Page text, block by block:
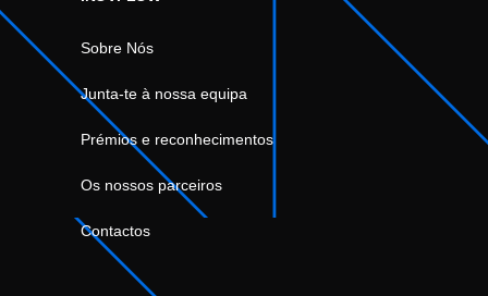
Sobre Nós
Junta-te à nossa equipa
Prémios e reconhecimentos
Os nossos parceiros
Contactos